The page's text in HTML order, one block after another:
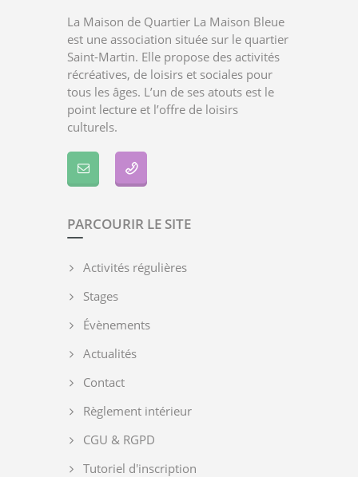
La Maison de Quartier La Maison Bleue
est une association située sur le quartier
Saint-Martin. Elle propose des activités
récréatives, de loisirs et sociales pour
tous les âges. L’un de ses atouts est le
point lecture et l’offre de loisirs
culturels.
PARCOURIR LE SITE
Activités régulières
Stages
Évènements
Actualités
Contact
Règlement intérieur
CGU & RGPD
Tutoriel d'inscription